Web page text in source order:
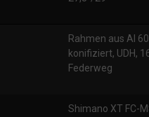
Rahmen aus Al
konifiziert, UDH,
Federweg
Shimano XT FC-